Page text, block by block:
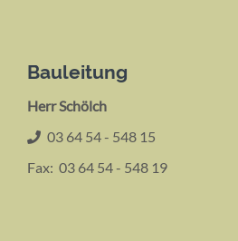
Bauleitung
Herr Schölch
03 64 54 - 548 15
Fax: 03 64 54 - 548 19